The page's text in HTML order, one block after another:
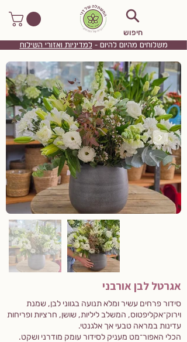
חיפוש
משלוחים מהיום להיום - למדיניות ואזורי השילוח
אגרטל לבן אורבני
סידור פרחים עשיר ומלא תנועה בגווני לבן, שמנת
וירוק־אקליפטוס, המשלב ליליות, שושן, חרציות ופריחות
עדינות במראה טבעי אך אלגנטי.
הכלי האפור־מט מעניק לסידור עומק מודרני ושקט.